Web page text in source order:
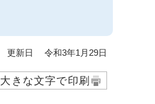
更新日 令和3年1月29日
大きな文字で印刷